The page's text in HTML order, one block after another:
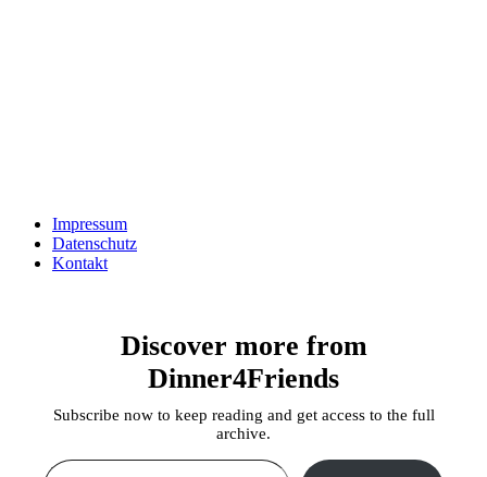
Impressum
Datenschutz
Kontakt
Discover more from
Dinner4Friends
Subscribe now to keep reading and get access to the full
archive.
Type your email…